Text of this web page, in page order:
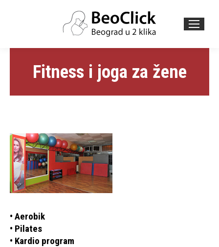
Fitness i joga za žene
• Aerobik
• Pilates
• Kardio program